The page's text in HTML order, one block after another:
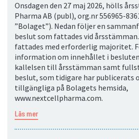
Onsdagen den 27 maj 2026, hölls
Pharma AB (publ), org.nr 556965-
”Bolaget”). Nedan följer en
beslut som fattades vid
fattades med erforderlig majoritet.
information om innehållet i
kallelsen till årsstämman samt
beslut, som tidigare har publicerats
tillgängliga på Bolagets hemsida,
www.nextcellpharma.com.
Läs mer